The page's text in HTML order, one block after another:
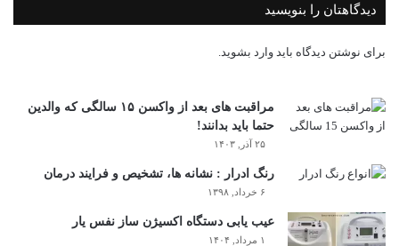
دیدگاهتان را بنویسید
برای نوشتن دیدگاه باید وارد بشوید
مراقبت های بعد از واکسن ۱۵ سالگی که والدین
حتما باید بدانند!
۲۵ آذر, ۱۴۰۳
رنگ ادرار : نشانه ها، تشخیص و فرایند درمان
۶ خرداد, ۱۳۹۸
عیب یابی دستگاه اکسیژن ساز نفس یار
۱ مرداد, ۱۴۰۴